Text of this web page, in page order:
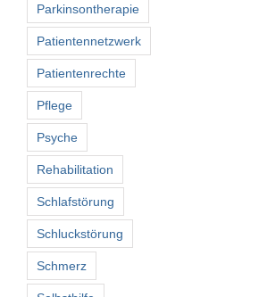
Parkinsontherapie
Patientennetzwerk
Patientenrechte
Pflege
Psyche
Rehabilitation
Schlafstörung
Schluckstörung
Schmerz